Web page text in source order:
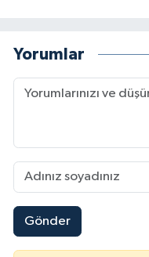
Yorumlar
Gönder